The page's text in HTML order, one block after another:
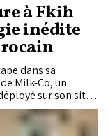
à Fkih
inédite
dans sa
Milk-Co, un
sur son site
de l'Industrie et
de dirhams
laitière nationale